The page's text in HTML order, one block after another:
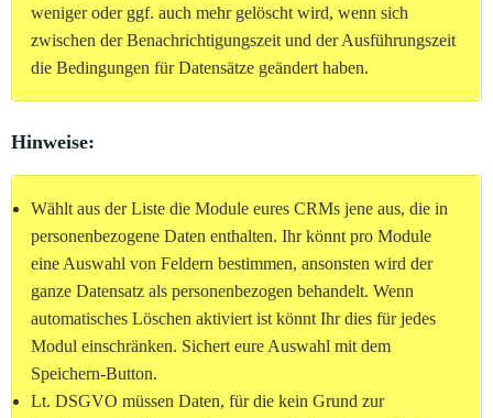
weniger oder ggf. auch mehr gelöscht wird, wenn sich
zwischen der Benachrichtigungszeit und der Ausführungszeit
die Bedingungen für Datensätze geändert haben.
Hinweise:
Wählt aus der Liste die Module eures CRMs jene aus, die in
personenbezogene Daten enthalten. Ihr könnt pro Module
eine Auswahl von Feldern bestimmen, ansonsten wird der
ganze Datensatz als personenbezogen behandelt. Wenn
automatisches Löschen aktiviert ist könnt Ihr dies für jedes
Modul einschränken. Sichert eure Auswahl mit dem
Speichern-Button.
Lt. DSGVO müssen Daten, für die kein Grund zur